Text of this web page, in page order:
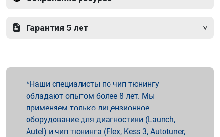
Гарантия 5 лет
Наши специалисты по чип тюнингу
обладают опытом более 8 лет. Мы
применяем только лицензионное
оборудование для диагностики (Launch,
Autel) и чип тюнинга (Flex, Kess 3, Autotuner,